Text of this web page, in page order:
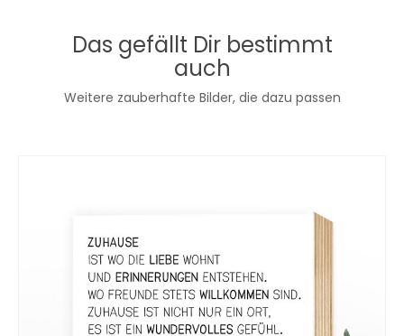
Das gefällt Dir bestimmt
auch
Weitere zauberhafte Bilder, die dazu passen